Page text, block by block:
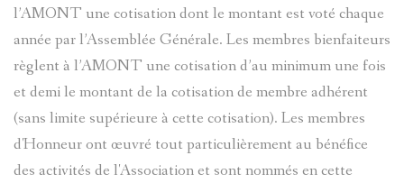
l’AMONT une cotisation dont le montant est voté chaque
année par l’Assemblée Générale. Les membres bienfaiteurs
règlent à l’AMONT une cotisation d’au minimum une fois
et demi le montant de la cotisation de membre adhérent
(sans limite supérieure à cette cotisation). Les membres
d'Honneur ont œuvré tout particulièrement au bénéfice
des activités de l'Association et sont nommés en cette